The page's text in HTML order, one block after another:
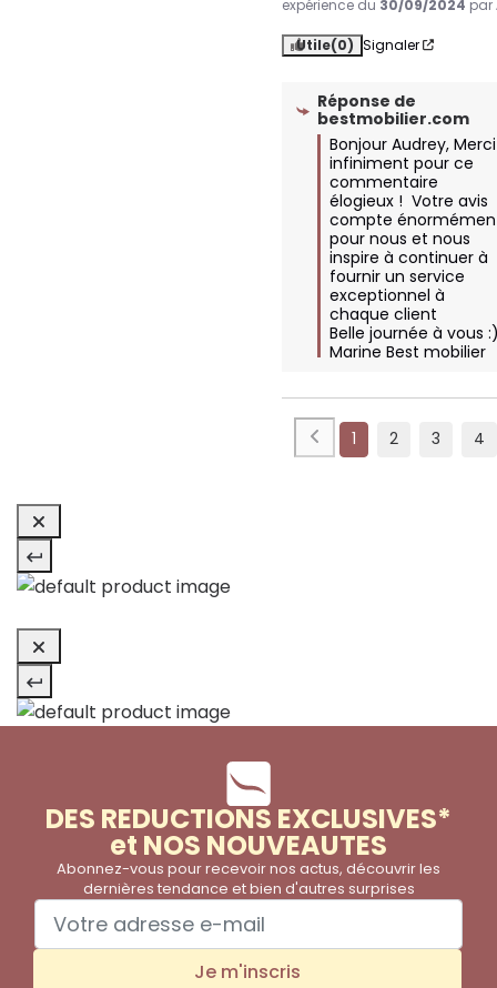
expérience du 30/09/2024 par
Utile(0) Signaler
Réponse de
bestmobilier.com
Bonjour Audrey, Merci
infiniment pour ce
commentaire
élogieux !  Votre avis
compte
pour nous et nous
inspire à continuer à
fournir un service
exceptionnel à
chaque client
Belle journée à vous
Marine Best mobilier
1 2 3 4
DES REDUCTIONS EXCLUSIVES*
et NOS NOUVEAUTES
Abonnez-vous pour recevoir nos actus, découvrir les
dernières tendance et bien d'autres surprises
Je m'inscris